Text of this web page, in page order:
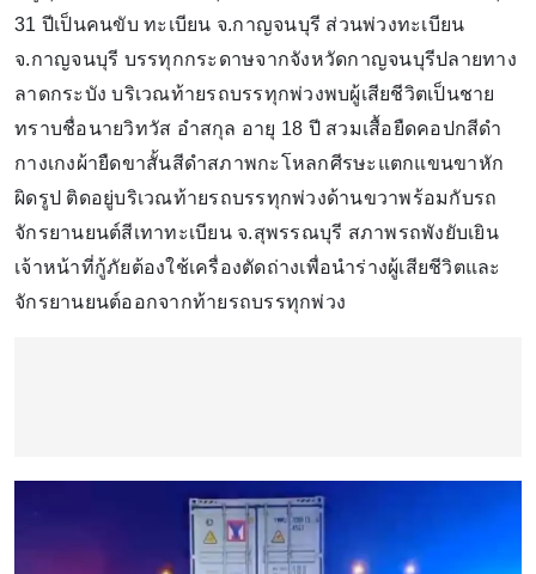
31 ปีเป็นคนขับ ทะเบียน จ.กาญจนบุรี ส่วนพ่วงทะเบียน
จ.กาญจนบุรี บรรทุกกระดาษจากจังหวัดกาญจนบุรีปลายทาง
ลาดกระบัง บริเวณท้ายรถบรรทุกพ่วงพบผู้เสียชีวิตเป็นชาย
ทราบชื่อนายวิทวัส อำสกุล อายุ 18 ปี สวมเสื้อยืดคอปกสีดำ
กางเกงผ้ายืดขาสั้นสีดำสภาพกะโหลกศีรษะแตกแขนขาหัก
ผิดรูป ติดอยู่บริเวณท้ายรถบรรทุกพ่วงด้านขวาพร้อมกับรถ
จักรยานยนต์สีเทาทะเบียน จ.สุพรรณบุรี สภาพรถพังยับเยิน
เจ้าหน้าที่กู้ภัยต้องใช้เครื่องตัดถ่างเพื่อนำร่างผู้เสียชีวิตและ
จักรยานยนต์ออกจากท้ายรถบรรทุกพ่วง